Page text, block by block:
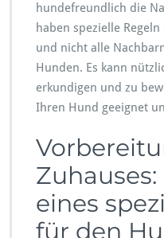
hundefreundlich die
haben spezielle
und nicht alle
Hunden. Es kann
erkundigen und zu
Ihren Hund geeignet
eines
für den